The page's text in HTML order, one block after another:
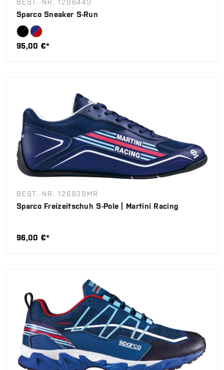
BEST.-NR. 128644S
Sparco Sneaker S-Run
95,00 €*
BEST.-NR. 126938MR
Sparco Freizeitschuh S-Pole | Martini Racing
96,00 €*